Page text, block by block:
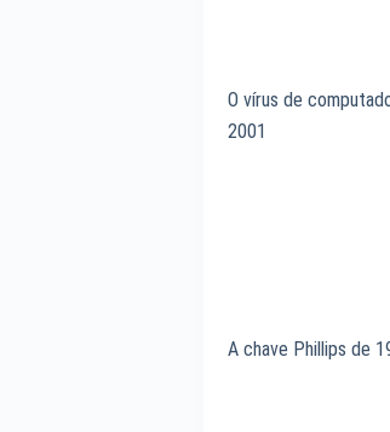
O vírus de
2001
A chave Phillips de